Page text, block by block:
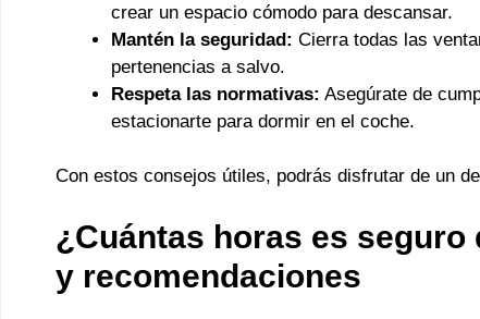
crear un espacio cómodo para descansar.
Mantén la seguridad: Cierra todas las
pertenencias a salvo.
Respeta las normativas: Asegúrate de
estacionarte para dormir en el coche.
Con estos consejos útiles, podrás disfrutar de un
¿Cuántas horas es
y recomendaciones